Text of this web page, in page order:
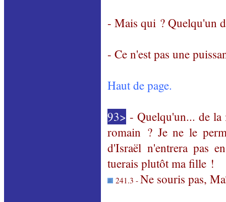
- Mais qui ? Quelqu'un
- Ce n'est pas une
Haut de page.
93> - Quelqu'un... de
romain ? Je ne le
d'Israël n'entrera pas
tuerais plutôt ma fille !
241.3 -Ne souris pas,